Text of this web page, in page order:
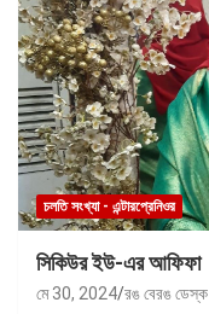
চলতি সংখ্যা - এন্টারপ্রেনিওর
সিকিউর ইউ-এর আফিফা
মে 30, 2024 রঙ বেরঙ ডেস্ক